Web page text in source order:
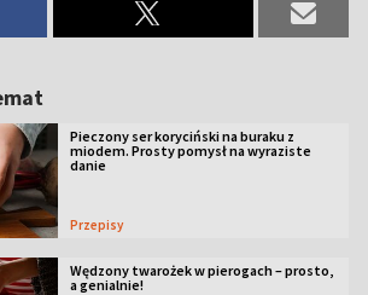
Pieczony ser koryciński na buraku z
miodem. Prosty pomysł na wyraziste
danie
Przepisy
Wędzony twarożek w pierogach – prosto,
a genialnie!